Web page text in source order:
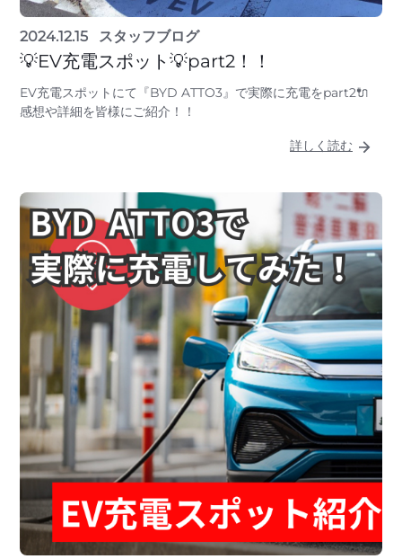
2024.12.15 スタッフブログ
💡EV充電スポット💡part2！！
EV充電スポットにて『BYD ATTO3』で実際に充電をpart2🔌
感想や詳細を皆様にご紹介！！
詳しく読む